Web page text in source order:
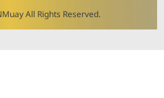
All Rights Reserved.